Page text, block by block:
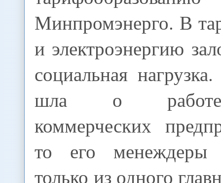
Минпромэнерго. В
и электроэнергию
социальная
шла о
коммерческих
то его менеждеры
только из одного